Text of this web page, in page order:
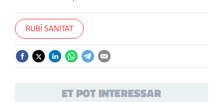
RUBÍ SANITAT
ET POT INTERESSAR